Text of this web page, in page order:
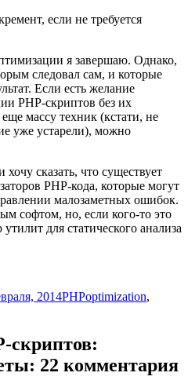
если не требуется
я завершаю. Однако,
следовал сам, и которые
Если есть желание
PHP-скриптов без их
массу техник (кстати, не
уже устарели), можно
сказать, что существует
PHP-кода, которые могут
малозаметных ошибок.
софтом, но, если кого-то это
для статического анализа
2014PHPoptimization,
скриптов:
22 комментария